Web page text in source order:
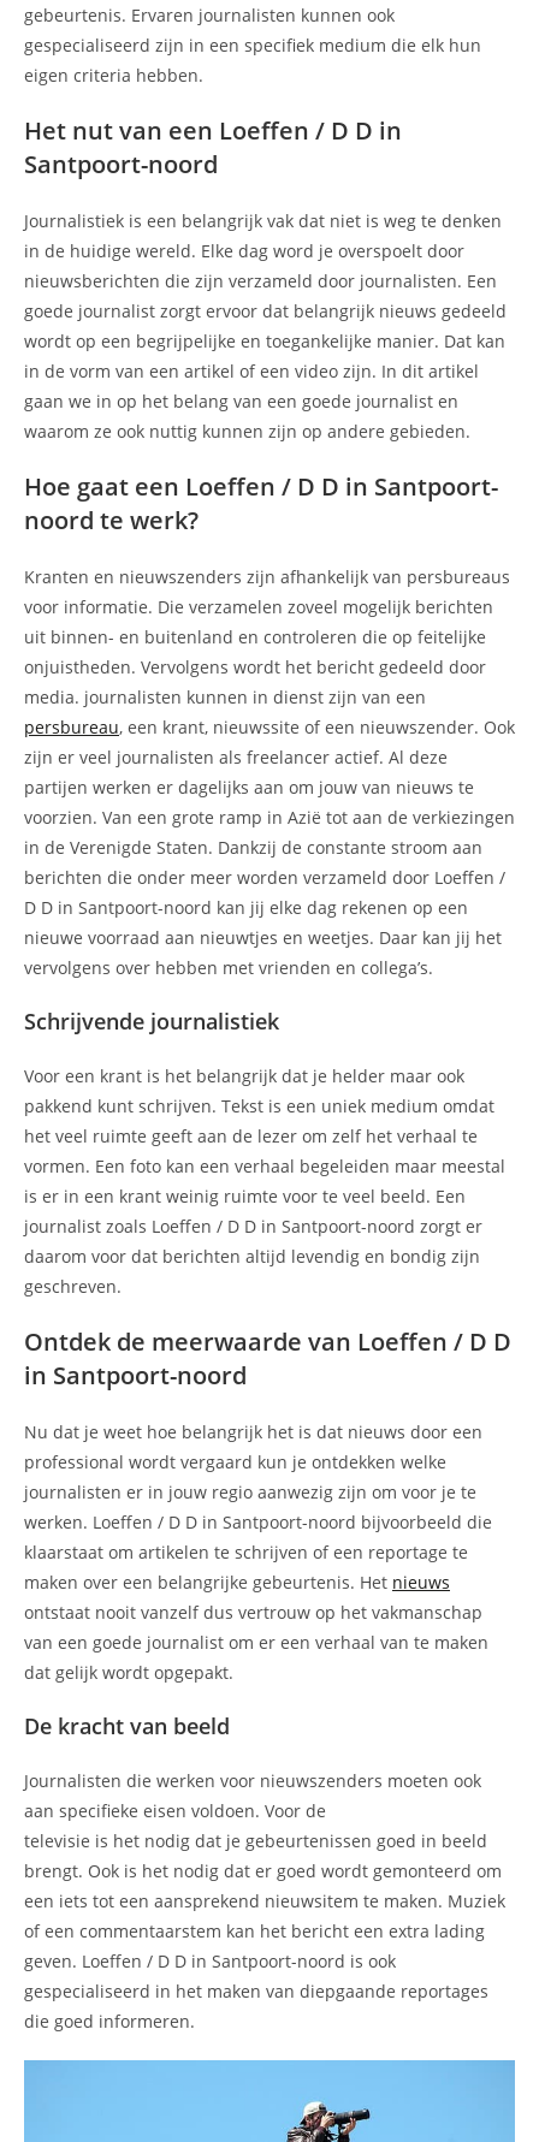
gebeurtenis. Ervaren journalisten kunnen ook
gespecialiseerd zijn in een specifiek medium die elk hun
eigen criteria hebben.
Het nut van een Loeffen / D D in
Santpoort-noord
Journalistiek is een belangrijk vak dat niet is weg te denken
in de huidige wereld. Elke dag word je overspoelt door
nieuwsberichten die zijn verzameld door journalisten. Een
goede journalist zorgt ervoor dat belangrijk nieuws gedeeld
wordt op een begrijpelijke en toegankelijke manier. Dat kan
in de vorm van een artikel of een video zijn. In dit artikel
gaan we in op het belang van een goede journalist en
waarom ze ook nuttig kunnen zijn op andere gebieden.
Hoe gaat een Loeffen / D D in Santpoort-
noord te werk?
Kranten en nieuwszenders zijn afhankelijk van persbureaus
voor informatie. Die verzamelen zoveel mogelijk berichten
uit binnen- en buitenland en controleren die op feitelijke
onjuistheden. Vervolgens wordt het bericht gedeeld door
media. journalisten kunnen in dienst zijn van een
persbureau, een krant, nieuwssite of een nieuwszender. Ook
zijn er veel journalisten als freelancer actief. Al deze
partijen werken er dagelijks aan om jouw van nieuws te
voorzien. Van een grote ramp in Azië tot aan de verkiezingen
in de Verenigde Staten. Dankzij de constante stroom aan
berichten die onder meer worden verzameld door Loeffen /
D D in Santpoort-noord kan jij elke dag rekenen op een
nieuwe voorraad aan nieuwtjes en weetjes. Daar kan jij het
vervolgens over hebben met vrienden en collega’s.
Schrijvende journalistiek
Voor een krant is het belangrijk dat je helder maar ook
pakkend kunt schrijven. Tekst is een uniek medium omdat
het veel ruimte geeft aan de lezer om zelf het verhaal te
vormen. Een foto kan een verhaal begeleiden maar meestal
is er in een krant weinig ruimte voor te veel beeld. Een
journalist zoals Loeffen / D D in Santpoort-noord zorgt er
daarom voor dat berichten altijd levendig en bondig zijn
geschreven.
Ontdek de meerwaarde van Loeffen / D D
in Santpoort-noord
Nu dat je weet hoe belangrijk het is dat nieuws door een
professional wordt vergaard kun je ontdekken welke
journalisten er in jouw regio aanwezig zijn om voor je te
werken. Loeffen / D D in Santpoort-noord bijvoorbeeld die
klaarstaat om artikelen te schrijven of een reportage te
maken over een belangrijke gebeurtenis. Het nieuws
ontstaat nooit vanzelf dus vertrouw op het vakmanschap
van een goede journalist om er een verhaal van te maken
dat gelijk wordt opgepakt.
De kracht van beeld
Journalisten die werken voor nieuwszenders moeten ook
aan specifieke eisen voldoen. Voor de
televisie is het nodig dat je gebeurtenissen goed in beeld
brengt. Ook is het nodig dat er goed wordt gemonteerd om
een iets tot een aansprekend nieuwsitem te maken. Muziek
of een commentaarstem kan het bericht een extra lading
geven. Loeffen / D D in Santpoort-noord is ook
gespecialiseerd in het maken van diepgaande reportages
die goed informeren.